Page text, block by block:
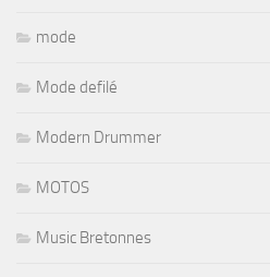
mode
Mode defilé
Modern Drummer
MOTOS
Music Bretonnes